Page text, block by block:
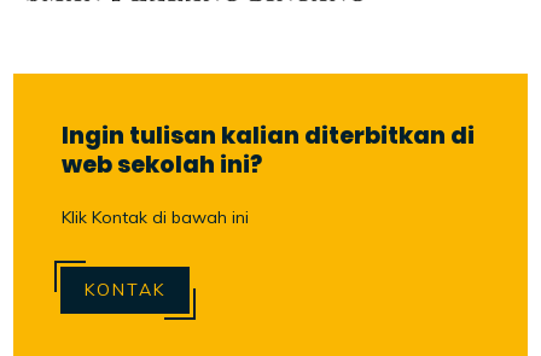
Ingin tulisan kalian diterbitkan di
web sekolah ini?
Klik Kontak di bawah ini
KONTAK